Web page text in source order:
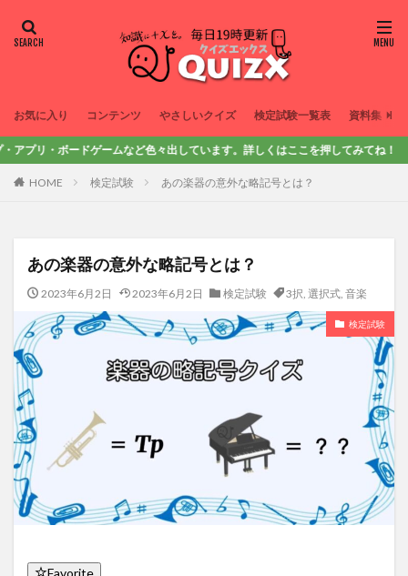
お気に入り コンテンツ やさしいクイズ 検定試験一覧表 資料集
ムなど色々出しています。詳しくはここを押してみてね！
HOME 検定試験 あの楽器の意外な略記号とは？
あの楽器の意外な略記号とは？
2023年6月2日 2023年6月2日 検定試験 3択, 選択式, 音楽
検定試験